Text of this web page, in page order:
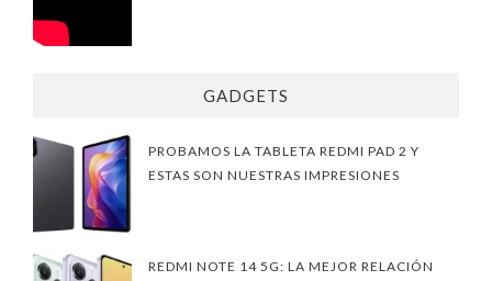
GADGETS
PROBAMOS LA TABLETA REDMI PAD 2 Y
ESTAS SON NUESTRAS IMPRESIONES
REDMI NOTE 14 5G: LA MEJOR RELACIÓN